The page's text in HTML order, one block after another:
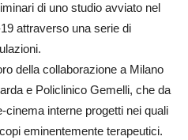
di uno studio avviato nel
attraverso una serie di
della collaborazione a Milano
e Policlinico Gemelli, che da
cinema interne progetti nei quali
eminentemente terapeutici.